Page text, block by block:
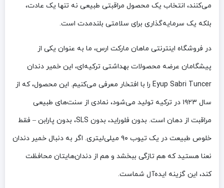
می‌کنند، انتخاب یک محصول مراقبتی طبیعی نه تنها یک عادت،
بلکه یک سرمایه‌گذاری برای سلامتی بلندمدت است.
در فروشگاه اینترنتی ماهان مارکت ارس، ما به عنوان یکی از
پیشگامان عرضه محصولات بهداشتی ترکیه‌ای، این خمیر دندان
Eyup Sabri Tuncer را با افتخار معرفی می‌کنیم. این محصول، که از
سال ۱۹۲۳ در ترکیه تولید می‌شود، نمادی از سنت‌های طبیعی
مراقبت از دهان است. بدون فلوراید، بدون SLS، بدون پارابن – فقط
خلوص طبیعت در یک تیوب ۹۰ میلی‌لیتری. اگر به دنبال خمیر دندان
نعنا هستید که هم تازگی ببخشد و هم از دندان‌هایتان محافظت
کند، این گزینه ایده‌آل شماست.